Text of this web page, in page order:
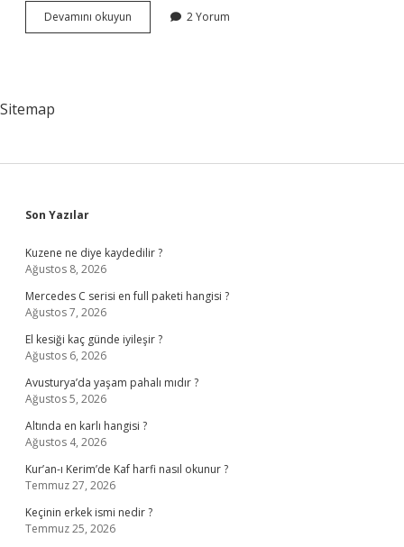
Devamını okuyun
Ne
2 Yorum
Sitemap
Sidebar
Son Yazılar
Kuzene ne diye kaydedilir ?
Ağustos 8, 2026
Mercedes C serisi en full paketi hangisi ?
Ağustos 7, 2026
El kesiği kaç günde iyileşir ?
Ağustos 6, 2026
Avusturya’da yaşam pahalı mıdır ?
Ağustos 5, 2026
Altında en karlı hangisi ?
Ağustos 4, 2026
Kur’an-ı Kerim’de Kaf harfi nasıl okunur ?
Temmuz 27, 2026
Keçinin erkek ismi nedir ?
Temmuz 25, 2026